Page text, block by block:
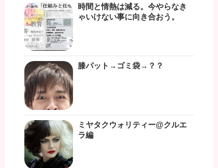
時間と情熱は減る。今やらなき
ゃいけない事に向き合おう。
膝パット→ゴミ袋→？？
ミヤタクウォリティー@クルエ
ラ編